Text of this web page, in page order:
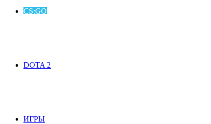
CS:GO
DOTA 2
ИГРЫ